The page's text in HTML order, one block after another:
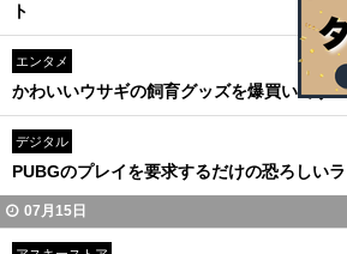
ト
エンタメ
かわいいウサギの飼育グッズを爆買いです
デジタル
PUBGのプレイを要求するだけの恐ろしい
07月15日